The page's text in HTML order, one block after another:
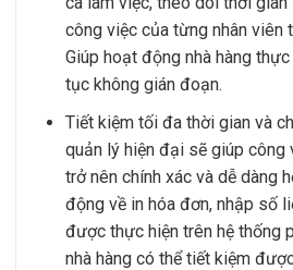
công việc của từng nhân viên
Giúp hoạt động nhà hàng
tục không gián đoạn.
Tiết kiệm tối đa thời gian và
quản lý hiện đại sẽ giúp công
trở nên chính xác và dễ dàng
động về in hóa đơn, nhập số
được thực hiện trên hệ thống
nhà hàng có thể tiết kiệm